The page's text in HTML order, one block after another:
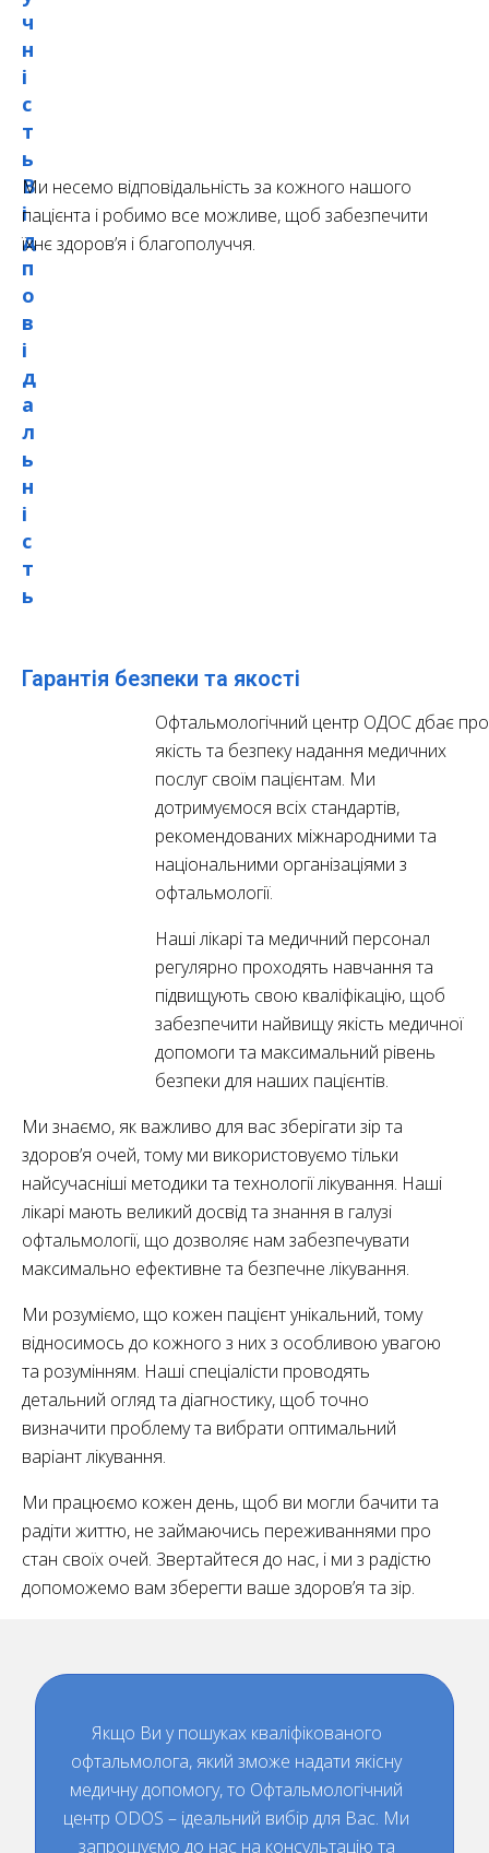
ч
н
і
с
т
ь
В
і
д
п
о
в
і
д
а
л
ь
н
і
с
т
ь
Ми несемо відповідальність за кожного нашого
пацієнта і робимо все можливе, щоб забезпечити
їхнє здоров’я і благополуччя.
Гарантія безпеки та якості
Офтальмологічний центр ОДОС дбає про
якість та безпеку надання медичних
послуг своїм пацієнтам. Ми
дотримуємося всіх стандартів,
рекомендованих міжнародними та
національними організаціями з
офтальмології.
Наші лікарі та медичний персонал
регулярно проходять навчання та
підвищують свою кваліфікацію, щоб
забезпечити найвищу якість медичної
допомоги та максимальний рівень
безпеки для наших пацієнтів.
Ми знаємо, як важливо для вас зберігати зір та
здоров’я очей, тому ми використовуємо тільки
найсучасніші методики та технології лікування. Наші
лікарі мають великий досвід та знання в галузі
офтальмології, що дозволяє нам забезпечувати
максимально ефективне та безпечне лікування.
Ми розуміємо, що кожен пацієнт унікальний, тому
відносимось до кожного з них з особливою увагою
та розумінням. Наші спеціалісти проводять
детальний огляд та діагностику, щоб точно
визначити проблему та вибрати оптимальний
варіант лікування.
Ми працюємо кожен день, щоб ви могли бачити та
радіти життю, не займаючись переживаннями про
стан своїх очей. Звертайтеся до нас, і ми з радістю
допоможемо вам зберегти ваше здоров’я та зір.
Якщо Ви у пошуках кваліфікованого
офтальмолога, який зможе надати якісну
медичну допомогу, то Офтальмологічний
центр ODOS – ідеальний вибір для Вас. Ми
запрошуємо до нас на консультацію та